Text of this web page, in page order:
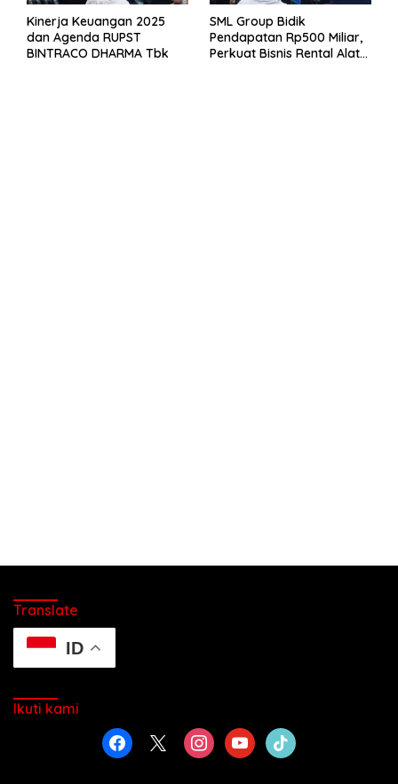
Kinerja Keuangan 2025
dan Agenda RUPST
BINTRACO DHARMA Tbk
SML Group Bidik
Pendapatan Rp500 Miliar,
Perkuat Bisnis Rental Alat
Translate
ID
Ikuti kami
facebook instagramyoutubetiktok